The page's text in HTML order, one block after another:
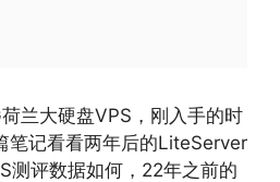
兰大硬盘VPS，刚入手的时
笔记看看两年后的LiteServer
测评数据如何，22年之前的